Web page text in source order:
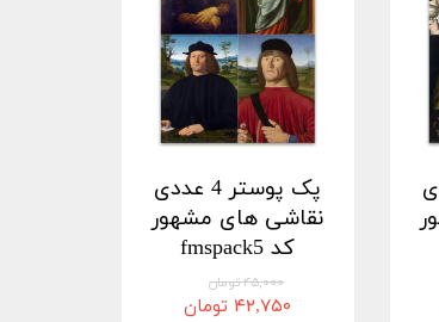
پک پوستر 4 عددی
نقاشی های مشهور
کد fmspack5
۴۵,۰۰۰ تومان
۴۲,۷۵۰ تومان